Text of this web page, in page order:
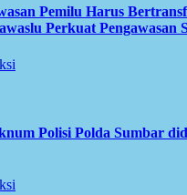
Pemilu Harus
Perkuat Pengawasan
Polisi Polda Sumbar